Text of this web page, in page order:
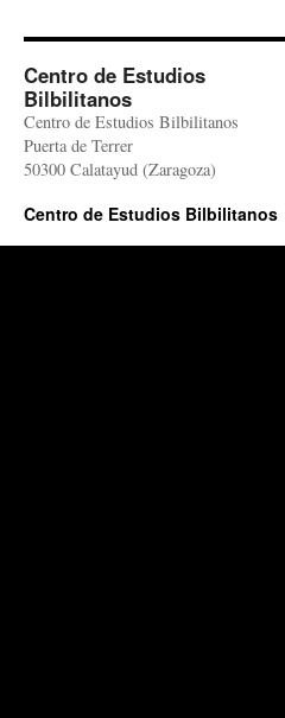
Centro de Estudios
Bilbilitanos
Centro de Estudios Bilbilitanos
Puerta de Terrer
50300 Calatayud (Zaragoza)
Centro de Estudios Bilbilitanos